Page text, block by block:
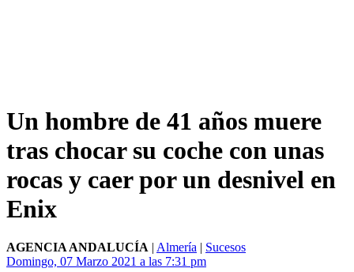
Un hombre de 41 años muere
tras chocar su coche con unas
rocas y caer por un desnivel en
Enix
AGENCIA ANDALUCÍA | Almería | Sucesos
Domingo, 07 Marzo 2021 a las 7:31 pm